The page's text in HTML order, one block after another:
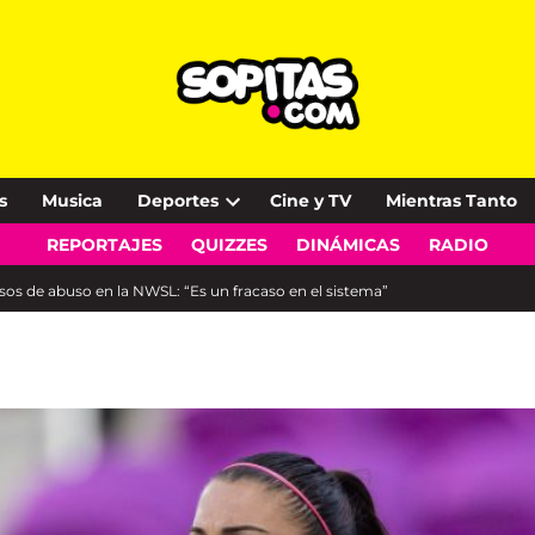
Musica Deportes
Open
dropdown
Cine y TV Mientras Tanto
REPORTAJES QUIZZES DINÁMICAS RADIO
de abuso en la NWSL: “Es un fracaso en el sistema”